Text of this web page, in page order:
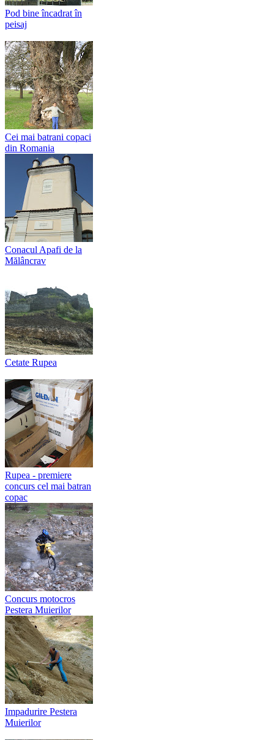
Pod bine încadrat în
peisaj
Cei mai batrani copaci
din Romania
Conacul Apafi de la
Mălâncrav
Cetate Rupea
Rupea - premiere
concurs cel mai batran
copac
Concurs motocros
Pestera Muierilor
Impadurire Pestera
Muierilor